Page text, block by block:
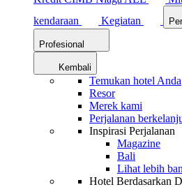
kendaraan
Kegiatan
Profesional
Kembali
Temukan hotel Anda
Resor
Merek kami
Perjalanan
Inspirasi Perjalanan
Magazine
Bali
Lihat lebih
Hotel Berdasarkan